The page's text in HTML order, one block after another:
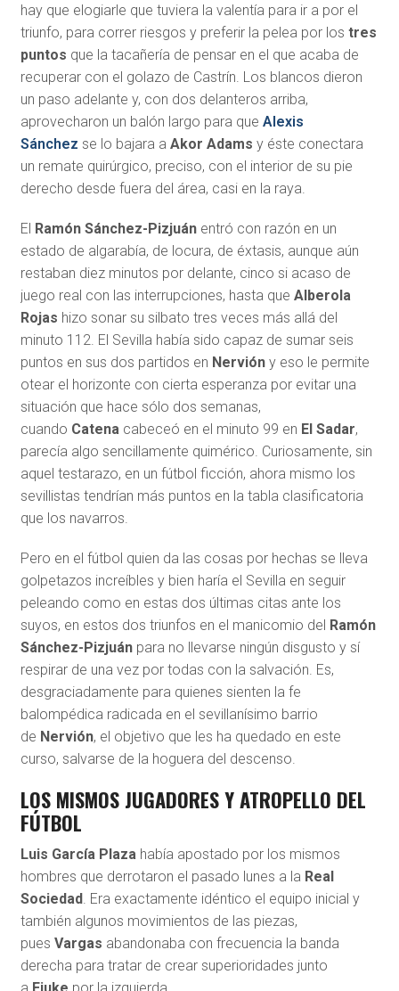
hay que elogiarle que tuviera la valentía para ir a por el
triunfo, para correr riesgos y preferir la pelea por los tres
puntos que la tacañería de pensar en el que acaba de
recuperar con el golazo de Castrín. Los blancos dieron
un paso adelante y, con dos delanteros arriba,
aprovecharon un balón largo para que Alexis
Sánchez se lo bajara a Akor Adams y éste conectara
un remate quirúrgico, preciso, con el interior de su pie
derecho desde fuera del área, casi en la raya.
El Ramón Sánchez-Pizjuánentró con razón en un
estado de algarabía, de locura, de éxtasis, aunque aún
restaban diez minutos por delante, cinco si acaso de
juego real con las interrupciones, hasta que Alberola
Rojas hizo sonar su silbato tres veces más allá del
minuto 112. El Sevilla había sido capaz de sumar seis
puntos en sus dos partidos en Nervióny eso le permite
otear el horizonte con cierta esperanza por evitar una
situación que hace sólo dos semanas,
cuando Catenacabeceó en el minuto 99 en El Sadar,
parecía algo sencillamente quimérico. Curiosamente, sin
aquel testarazo, en un fútbol ficción, ahora mismo los
sevillistas tendrían más puntos en la tabla clasificatoria
que los navarros.
Pero en el fútbol quien da las cosas por hechas se lleva
golpetazos increíbles y bien haría el Sevilla en seguir
peleando como en estas dos últimas citas ante los
suyos, en estos dos triunfos en el manicomio del Ramón
Sánchez-Pizjuánpara no llevarse ningún disgusto y sí
respirar de una vez por todas con la salvación. Es,
desgraciadamente para quienes sienten la fe
balompédica radicada en el sevillanísimo barrio
de Nervión, el objetivo que les ha quedado en este
curso, salvarse de la hoguera del descenso.
LOS MISMOS JUGADORES Y ATROPELLO DEL
FÚTBOL
Luis García Plazahabía apostado por los mismos
hombres que derrotaron el pasado lunes a la Real
Sociedad. Era exactamente idéntico el equipo inicial y
también algunos movimientos de las piezas,
pues Vargas abandonaba con frecuencia la banda
derecha para tratar de crear superioridades junto